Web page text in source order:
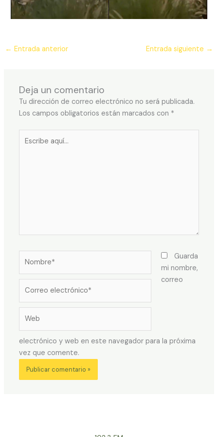
← Entrada anterior Entrada siguiente →
Deja un comentario
Tu dirección de correo electrónico no será publicada.
Los campos obligatorios están marcados con *
electrónico*
Guarda
mi nombre,
correo
electrónico y web en este navegador para la próxima
vez que comente.